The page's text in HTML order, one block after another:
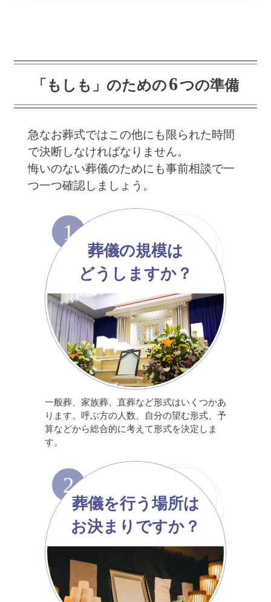
「もしも」のための6つの準備
急なお葬式ではこの他にも限られた時間
で決断しなければなりません。
悔いのない葬儀のためにも事前相談で一
つ一つ確認しましょう。
1
葬儀の規模は
どうしますか？
一般葬、家族葬、直葬など形式はいくつかあ
ります。呼ぶ方の人数、自分の望む形式、予
算などから総合的に考えて形式を決定しま
す。
2
葬儀を行う場所は
お決まりですか？